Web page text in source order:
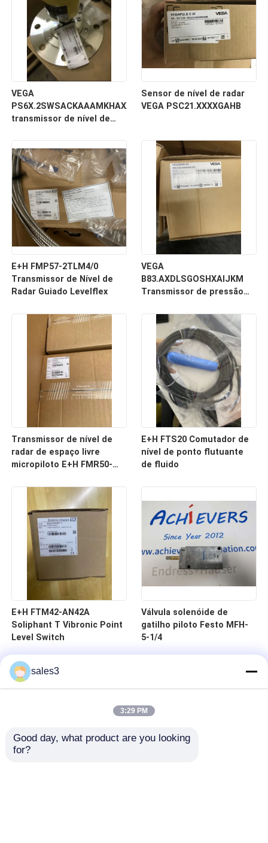
VEGA
PS6X.2SWSACKAAAMKHAXXXXXXXXX
transmissor de nível de
Sensor de nível de radar
VEGA PSC21.XXXXGAHB
E+H FMP57-2TLM4/0
Transmissor de Nível de
Radar Guiado Levelflex
VEGA
B83.AXDLSGOSHXAIJKM
Transmissor de pressão
Transmissor de nível de
radar de espaço livre
micropiloto E+H FMR50-
E+H FTS20 Comutador de
nível de ponto flutuante
de fluido
E+H FTM42-AN42A
Soliphant T Vibronic Point
Level Switch
Válvula solenóide de
gatilho piloto Festo MFH-
5-1/4
sales3
3:29 PM
Good day, what product are you looking
for?